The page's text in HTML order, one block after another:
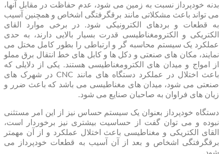
بدنه خودپرداز نسبت به زمین می شود، عدم حفاظت در مقابل آنها،
می تواند باعث مشکلاتی مانند برقگرفتگی اشخاص و همچنین آسیب
به قطعات و بردهای الکترونیکی شود. در برخی موارد القای
الکتریکی و الکترومغناطیسی قدرت بسیار بالایی دارند، به حدی
عملکرد یک سیستم محاسبه گر و ارتباطی را بطور کامل مختل می
نمایند، مکان های صنعتی و دکل ها و کابل های خط انتقال برق مملو
از امواج و میدان های الکترومغناطیسی هستند. یکی از دلایلی که
باعث اختلال در عملکرد دستگاه های مانند CNC در شهرک های
صنعتی می شود، میدان های مغناطیسی می باشد که باعث ضرر و
زیان های فراوان به صاحبان صنایع می شود.
دستگاه خودپرداز بعنوان یک سیستم حساس نیز از این امر مستثنی
نبوده و می توان گفت از حساسیت بیشتری نیز برخوردار است،
القای الکتریکی و مغناطیسی باعث اختلال عملکرد و از آن مهمتر
برقگرفتگی اشخاص و بعد از آن آسیب به قطعات خودپرداز می